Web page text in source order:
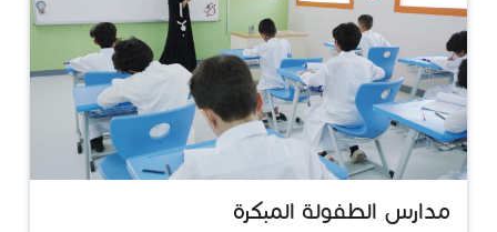
​مدارس الطفولة المبكرة